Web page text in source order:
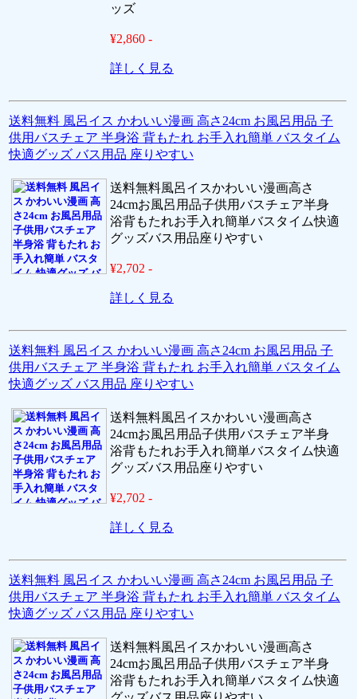
ッズ
¥2,860 -
詳しく見る
送料無料 風呂イス かわいい漫画 高さ24cm お風呂用品 子
供用バスチェア 半身浴 背もたれ お手入れ簡単 バスタイム
快適グッズ バス用品 座りやすい
送料無料風呂イスかわいい漫画高さ
24cmお風呂用品子供用バスチェア半身
浴背もたれお手入れ簡単バスタイム快適
グッズバス用品座りやすい
¥2,702 -
詳しく見る
送料無料 風呂イス かわいい漫画 高さ24cm お風呂用品 子
供用バスチェア 半身浴 背もたれ お手入れ簡単 バスタイム
快適グッズ バス用品 座りやすい
送料無料風呂イスかわいい漫画高さ
24cmお風呂用品子供用バスチェア半身
浴背もたれお手入れ簡単バスタイム快適
グッズバス用品座りやすい
¥2,702 -
詳しく見る
送料無料 風呂イス かわいい漫画 高さ24cm お風呂用品 子
供用バスチェア 半身浴 背もたれ お手入れ簡単 バスタイム
快適グッズ バス用品 座りやすい
送料無料風呂イスかわいい漫画高さ
24cmお風呂用品子供用バスチェア半身
浴背もたれお手入れ簡単バスタイム快適